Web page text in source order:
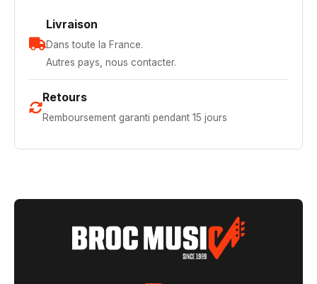
Livraison
Dans toute la France.
Autres pays, nous contacter.
Retours
Remboursement garanti pendant 15 jours